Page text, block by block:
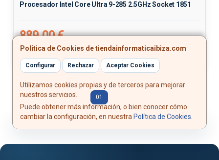
Procesador Intel Core Ultra 9-285 2.5GHz Socket 1851
889,00 €
Comprar
Ant. 01
Política de Cookies de tiendainformaticaibiza.com
Configurar Rechazar Aceptar Cookies
Utilizamos cookies propias y de terceros para mejorar
nuestros servicios.
Puede obtener más información, o bien conocer cómo
cambiar la configuración, en nuestra Política de Cookies.